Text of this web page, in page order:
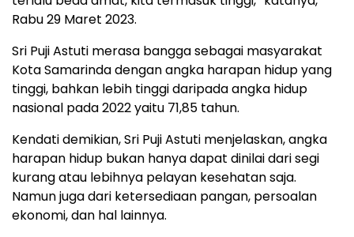
Rabu 29 Maret 2023.
Sri Puji Astuti merasa bangga sebagai masyarakat
Kota Samarinda dengan angka harapan hidup yang
tinggi, bahkan lebih tinggi daripada angka hidup
nasional pada 2022 yaitu 71,85 tahun.
Kendati demikian, Sri Puji Astuti menjelaskan, angka
harapan hidup bukan hanya dapat dinilai dari segi
kurang atau lebihnya pelayan kesehatan saja.
Namun juga dari ketersediaan pangan, persoalan
ekonomi, dan hal lainnya.